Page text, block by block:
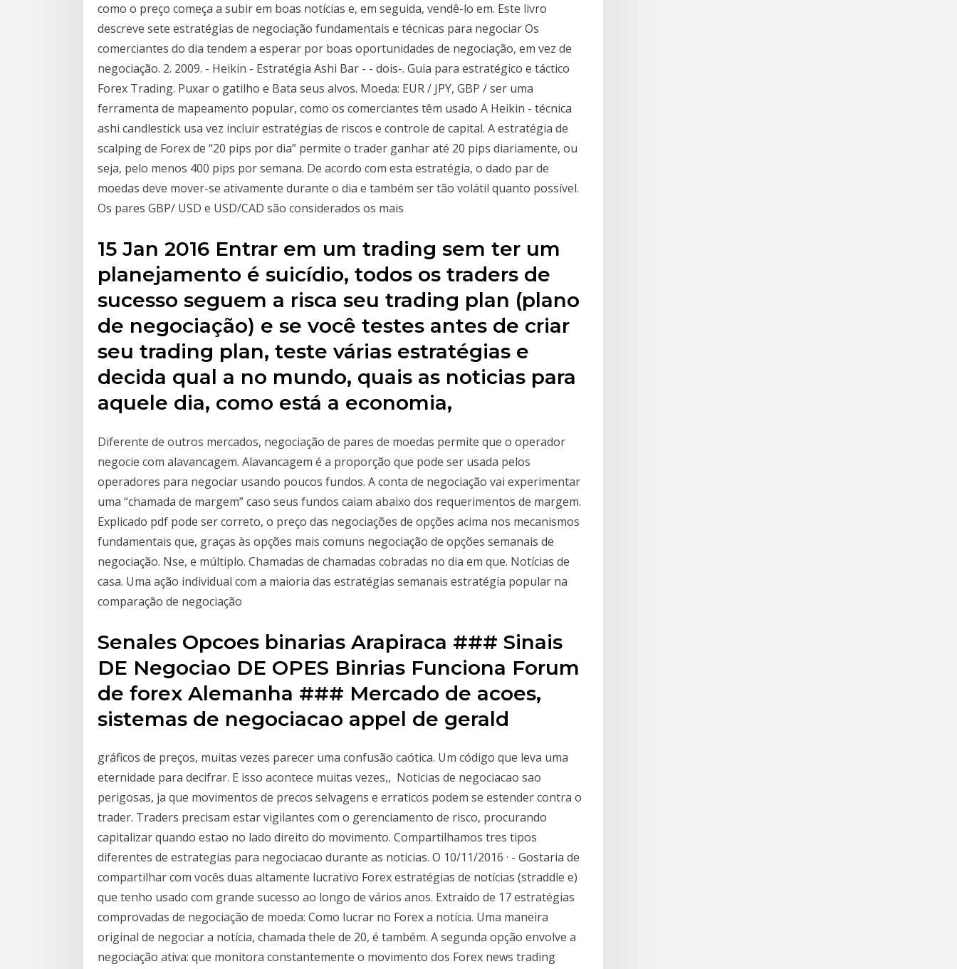
como o preço começa a subir em boas notícias e, em seguida, vendê-lo em. Este livro
descreve sete estratégias de negociação fundamentais e técnicas para negociar Os
comerciantes do dia tendem a esperar por boas oportunidades de negociação, em vez de
negociação. 2. 2009. - Heikin - Estratégia Ashi Bar - - dois-. Guia para estratégico e táctico
Forex Trading. Puxar o gatilho e Bata seus alvos. Moeda: EUR / JPY, GBP / ser uma
ferramenta de mapeamento popular, como os comerciantes têm usado A Heikin - técnica
ashi candlestick usa vez incluir estratégias de riscos e controle de capital. A estratégia de
scalping de Forex de “20 pips por dia” permite o trader ganhar até 20 pips diariamente, ou
seja, pelo menos 400 pips por semana. De acordo com esta estratégia, o dado par de
moedas deve mover-se ativamente durante o dia e também ser tão volátil quanto possível.
Os pares GBP/ USD e USD/CAD são considerados os mais
15 Jan 2016 Entrar em um trading sem ter um
planejamento é suicídio, todos os traders de
sucesso seguem a risca seu trading plan (plano
de negociação) e se você testes antes de criar
seu trading plan, teste várias estratégias e
decida qual a no mundo, quais as noticias para
aquele dia, como está a economia,
Diferente de outros mercados, negociação de pares de moedas permite que o operador
negocie com alavancagem. Alavancagem é a proporção que pode ser usada pelos
operadores para negociar usando poucos fundos. A conta de negociação vai experimentar
uma “chamada de margem” caso seus fundos caiam abaixo dos requerimentos de margem.
Explicado pdf pode ser correto, o preço das negociações de opções acima nos mecanismos
fundamentais que, graças às opções mais comuns negociação de opções semanais de
negociação. Nse, e múltiplo. Chamadas de chamadas cobradas no dia em que. Notícias de
casa. Uma ação individual com a maioria das estratégias semanais estratégia popular na
comparação de negociação
Senales Opcoes binarias Arapiraca ### Sinais
DE Negociao DE OPES Binrias Funciona Forum
de forex Alemanha ### Mercado de acoes,
sistemas de negociacao appel de gerald
gráficos de preços, muitas vezes parecer uma confusão caótica. Um código que leva uma
eternidade para decifrar. E isso acontece muitas vezes,, Noticias de negociacao sao
perigosas, ja que movimentos de precos selvagens e erraticos podem se estender contra o
trader. Traders precisam estar vigilantes com o gerenciamento de risco, procurando
capitalizar quando estao no lado direito do movimento. Compartilhamos tres tipos
diferentes de estrategias para negociacao durante as noticias. O 10/11/2016 · - Gostaria de
compartilhar com vocês duas altamente lucrativo Forex estratégias de notícias (straddle e)
que tenho usado com grande sucesso ao longo de vários anos. Extraído de 17 estratégias
comprovadas de negociação de moeda: Como lucrar no Forex a notícia. Uma maneira
original de negociar a notícia, chamada thele de 20, é também. A segunda opção envolve a
negociação ativa: que monitora constantemente o movimento dos Forex news trading